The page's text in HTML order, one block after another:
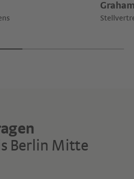
Berlin Mitte